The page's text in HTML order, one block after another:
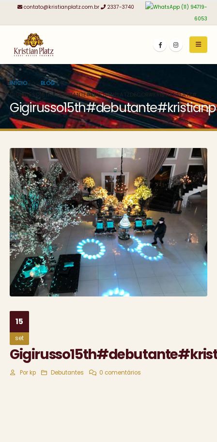
contato@kristianplatz.com.br 2337-3740
(11) 94719-
6053
INÍCIO
BLOG
GIGIRUSSO15TH#DEBUTANTE#KRISTIANPLATZDECOR#KRISTIANPLATZ#
15
set
Por kp Debutantes 0 comentários